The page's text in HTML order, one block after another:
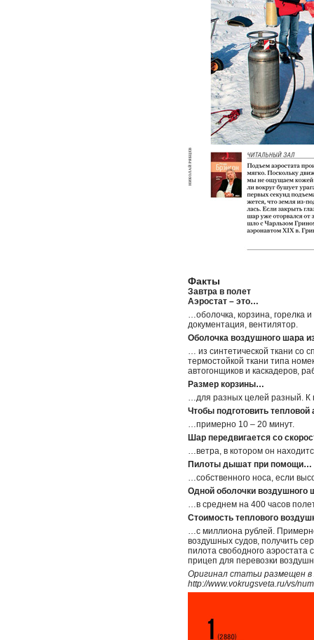
Факты
Завтра в полет
Аэростат – это…
…оболочка, корзина, горелка
документация, вентилятор.
Оболочка воздушного шара
… из синтетической ткани со
термостойкой ткани типа
автогонщиков и каскадеров,
Размер корзины…
…для разных целей разный. К
Чтобы подготовить тепловой
…примерно 10 – 20 минут.
Шар передвигается со
…ветра, в котором он
Пилоты дышат при помощи…
…собственного носа, если
Одной оболочки воздушного
…в среднем на 400 часов
Стоимость теплового
…с миллиона рублей.
воздушных судов, получить
пилота свободного
прицеп для перевозки
Оригинал статьи размещен в
http://www.vokrugsveta.ru/vs/